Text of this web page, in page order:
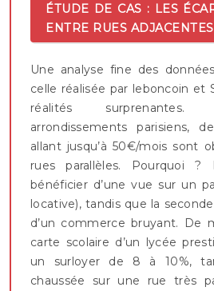
ÉTUDE DE CAS : LES
ENTRE RUES ADJACENTES
Une analyse fine des
celle réalisée par leboncoin et
réalités
arrondissements parisiens,
allant jusqu’à 50€/mois sont
rues parallèles. Pourquoi
bénéficier d’une vue sur un
locative), tandis que la
d’un commerce bruyant. De
carte scolaire d’un lycée
un surloyer de 8 à 10%,
chaussée sur une rue très